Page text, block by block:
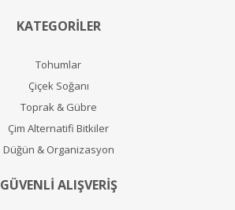
KATEGORİLER
Tohumlar
Çiçek Soğanı
Toprak & Gübre
Çim Alternatifi Bitkiler
Düğün & Organizasyon
GÜVENLİ ALIŞVERİŞ